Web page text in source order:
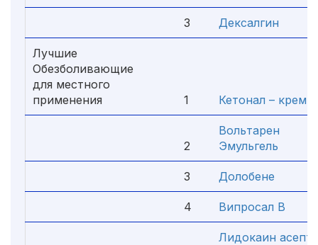
3 Дексалгин
Лучшие
Обезболивающие
для местного
применения
1 Кетонал – крем
2
Вольтарен
Эмульгель
3 Долобене
4 Випросал В
Лидокаин асепт